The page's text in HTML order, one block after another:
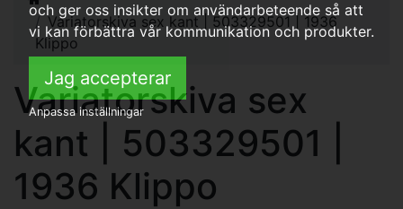
Variatorskiva sex kant | 503329501 | 1936
Klippo
Variatorskiva sex
kant | 503329501 |
1936 Klippo
och ger oss insikter om användarbeteende så att
vi kan förbättra vår kommunikation och produkter.
Jag accepterar
Anpassa inställningar